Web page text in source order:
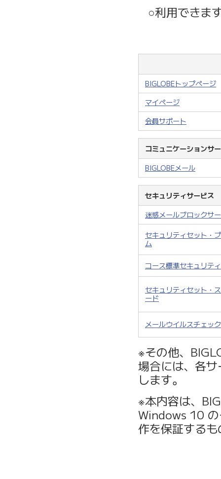
○利用できま
BIGLOBEトップページ
マイページ
会員サポート
コミュニケーションサ
BIGLOBEメール
セキュリティサービス
迷惑メールブロックサ
セキュリティセット・
ム
コース標準セキュリテ
セキュリティセット・
ード
メールウイルスチェッ
※その他、
場合には、各
します。
※本内容は、
Windows 10 の
作を保証する